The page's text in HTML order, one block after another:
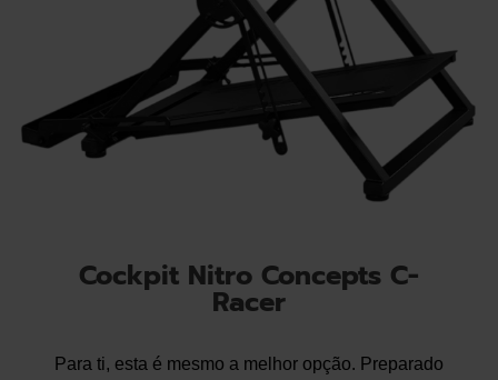
Cockpit Nitro Concepts C-
Racer
Para ti, esta é mesmo a melhor opção. Preparado